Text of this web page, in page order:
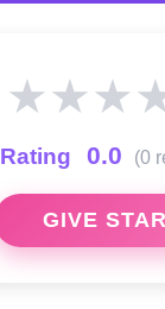
★★★
Rating 0.0 (0
GIVE